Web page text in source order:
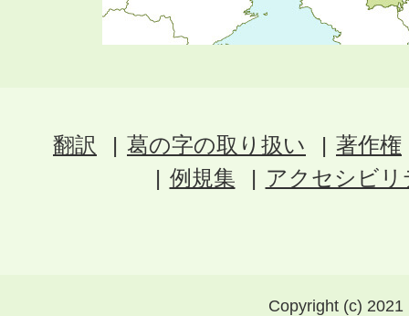
翻訳 葛の字の取り扱い
著作権
例規集
アクセシビ
Copyright (c)